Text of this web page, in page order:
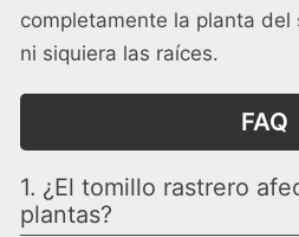
completamente la planta del
ni siquiera las raíces.
FAQ
1. ¿El tomillo rastrero
plantas?